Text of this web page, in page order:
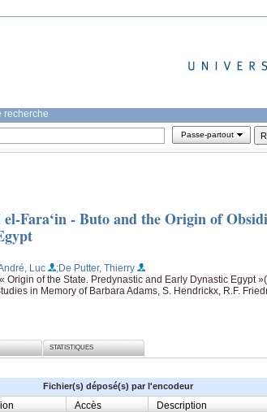
recherche
Passe-partout
Fara‘in - Buto and the Origin of
Luc
;De Putter, Thierry
Origin of the State. Predynastic and Early Dynastic Egypt
in Memory of Barbara Adams, S. Hendrickx, R.F.
STATISTIQUES
Fichier(s) déposé(s) par l'encodeur
Accès Description